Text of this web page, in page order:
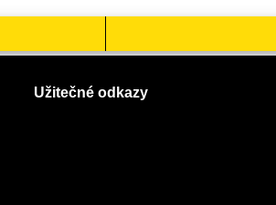
Užitečné odkazy